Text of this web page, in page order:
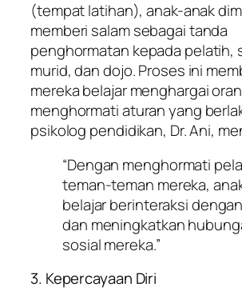
(tempat latihan), anak-anak
memberi salam sebagai tanda
penghormatan kepada pelatih,
murid, dan dojo. Proses ini
mereka belajar menghargai
menghormati aturan yang
psikolog pendidikan, Dr. Ani,
“Dengan menghormati
teman-teman mereka,
belajar berinteraksi
dan meningkatkan
sosial mereka.”
3. Kepercayaan Diri